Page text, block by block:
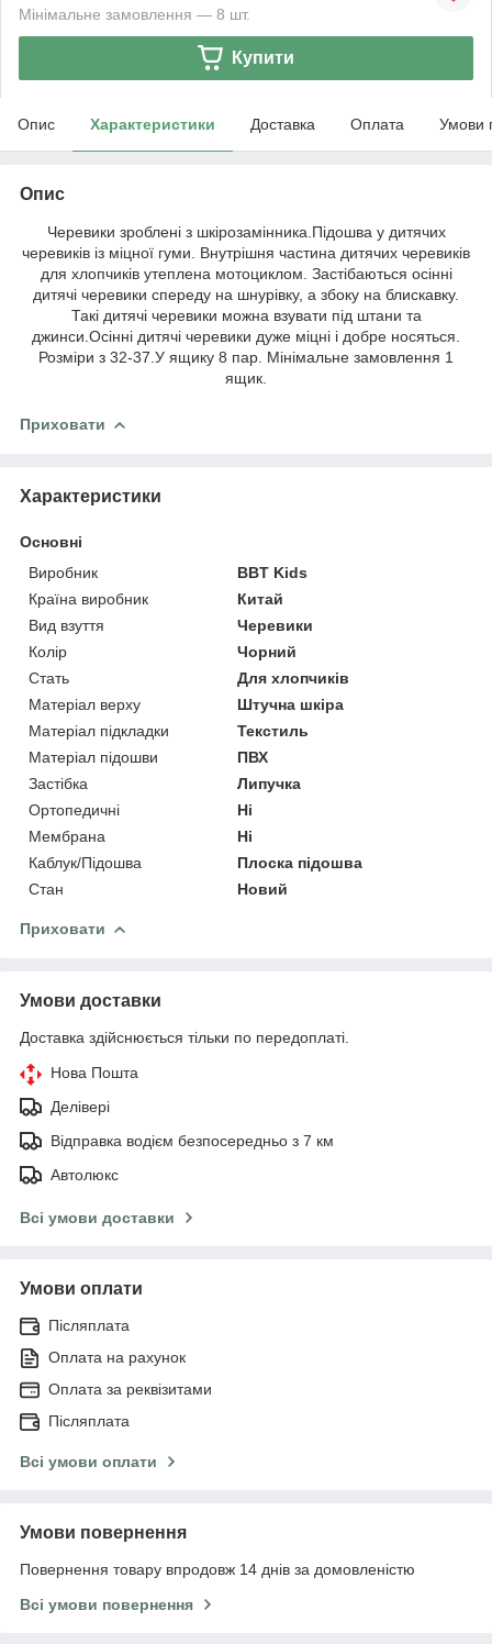
Мінімальне замовлення — 8 шт.
Купити
Опис Характеристики Доставка Оплата Умови
Опис
Черевики зроблені з шкірозамінника.Підошва у дитячих
черевиків із міцної гуми. Внутрішня частина дитячих черевиків
для хлопчиків утеплена мотоциклом. Застібаються осінні
дитячі черевики спереду на шнурівку, а збоку на блискавку.
Такі дитячі черевики можна взувати під штани та
джинси.Осінні дитячі черевики дуже міцні і добре носяться.
Розміри з 32-37.У ящику 8 пар. Мінімальне замовлення 1
ящик.
Приховати
Характеристики
Основні
Виробник
BBT Kids
Країна виробник
Китай
Вид взуття
Черевики
Колір
Чорний
Стать
Для хлопчиків
Матеріал верху
Штучна шкіра
Матеріал підкладки
Текстиль
Матеріал підошви
ПВХ
Застібка
Липучка
Ортопедичні
Ні
Мембрана
Ні
Каблук/Підошва
Плоска підошва
Стан
Новий
Приховати
Умови доставки
Доставка здійснюється тільки по передоплаті.
Нова Пошта
Делівері
Відправка водієм безпосередньо з 7 км
Автолюкс
Всі умови доставки
Умови оплати
Післяплата
Оплата на рахунок
Оплата за реквізитами
Післяплата
Всі умови оплати
Умови повернення
Повернення товару впродовж 14 днів за домовленістю
Всі умови повернення